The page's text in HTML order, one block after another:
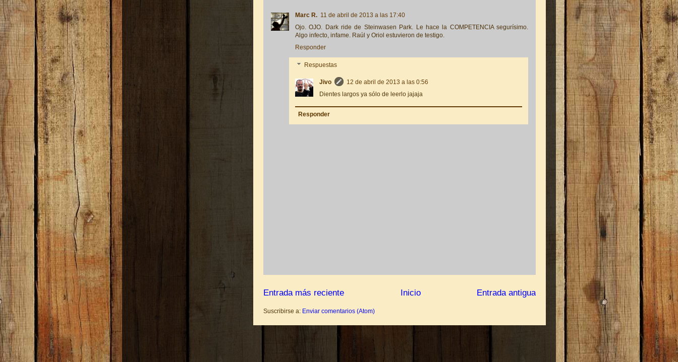
Marc R. 11 de abril de 2013 a las 17:40
Ojo. OJO. Dark ride de Steinwasen Park. Le hace la COMPETENCIA segurísimo.
Algo infecto, infame. Raúl y Oriol estuvieron de testigo.
Responder
Respuestas
Jivo
12 de abril de 2013 a las 0:56
Dientes largos ya sólo de leerlo jajaja
Responder
Entrada más reciente Entrada antigua
Inicio
Suscribirse a: Enviar comentarios (Atom)